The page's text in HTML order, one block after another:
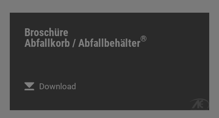
Broschüre
Abfallkorb / Abfallbehälter®
Download